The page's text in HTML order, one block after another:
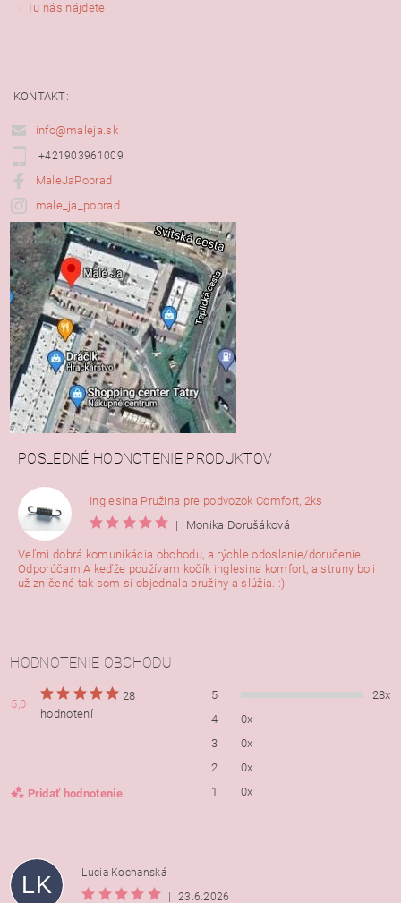
Tu nás nájdete
KONTAKT:
info@maleja.sk
+421903961009
MaleJaPoprad
male_ja_poprad
POSLEDNÉ HODNOTENIE PRODUKTOV
Inglesina Pružina pre podvozok Comfort, 2ks
|
Monika Dorušáková
Veľmi dobrá komunikácia obchodu, a rýchle odoslanie/doručenie.
Odporúčam A keďže používam kočík inglesina komfort, a struny boli
už zničené tak som si objednala pružiny a slúžia. :)
HODNOTENIE OBCHODU
5,0
28
hodnotení
Pridať hodnotenie
5
28x
4
0x
3
0x
2
0x
1
0x
LK
Lucia Kochanská
|
23.6.2026